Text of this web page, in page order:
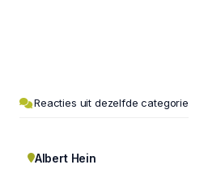
Reacties uit dezelfde categorie
Albert Hein